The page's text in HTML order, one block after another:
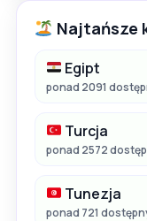
Najtańsze
Egipt
ponad 2091
Turcja
ponad 2572
Tunezja
ponad 721